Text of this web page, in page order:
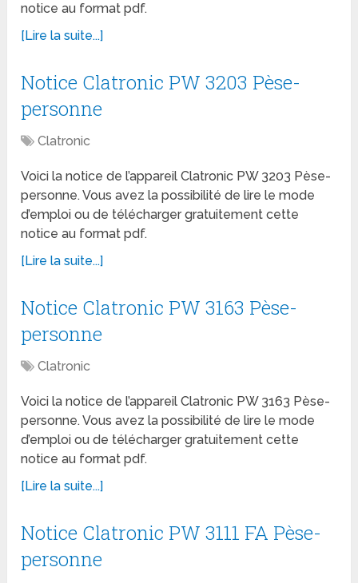
notice au format pdf.
[Lire la suite...]
Notice Clatronic PW 3203 Pèse-
personne
Clatronic
Voici la notice de l’appareil Clatronic PW 3203 Pèse-
personne. Vous avez la possibilité de lire le mode
d’emploi ou de télécharger gratuitement cette
notice au format pdf.
[Lire la suite...]
Notice Clatronic PW 3163 Pèse-
personne
Clatronic
Voici la notice de l’appareil Clatronic PW 3163 Pèse-
personne. Vous avez la possibilité de lire le mode
d’emploi ou de télécharger gratuitement cette
notice au format pdf.
[Lire la suite...]
Notice Clatronic PW 3111 FA Pèse-
personne